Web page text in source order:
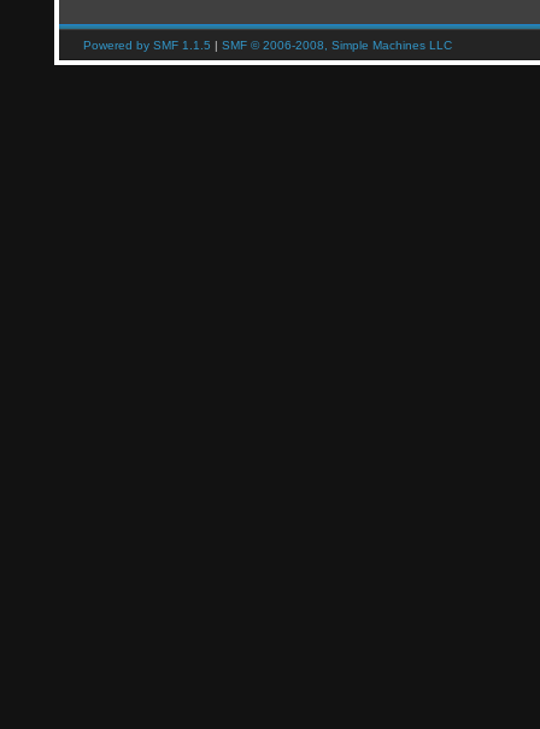
Powered by SMF 1.1.5 | SMF © 2006-2008, Simple Machines LLC